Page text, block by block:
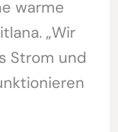
warme
„Wir
Strom und